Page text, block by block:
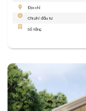
Địa chỉ
Chi phí đầu tư
Số tầng